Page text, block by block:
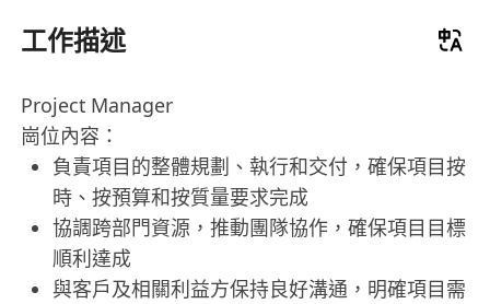
工作描述
Project Manager
崗位內容：
負責項目的整體規劃、執行和交付，確保項目按
時、按預算和按質量要求完成
協調跨部門資源，推動團隊協作，確保項目目標
順利達成
與客戶及相關利益方保持良好溝通，明確項目需